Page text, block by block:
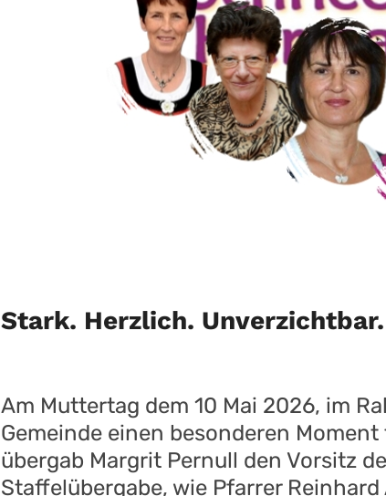
Stark. Herzlich. Unverzichtbar.
Am Muttertag dem 10 Mai 2026, im
Gemeinde einen besonderen
übergab Margrit Pernull den Vorsitz
Staffelübergabe, wie Pfarrer